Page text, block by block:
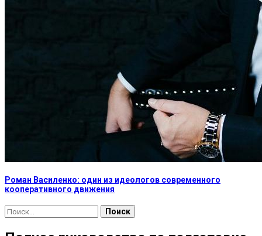
Роман Василенко: один из идеологов современного
кооперативного движения
Найти: